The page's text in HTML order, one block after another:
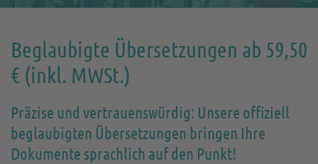
Beglaubigte Übersetzungen ab 59,50
€ (inkl. MWSt.)
Präzise und vertrauenswürdig: Unsere offiziell
beglaubigten Übersetzungen bringen Ihre
Dokumente sprachlich auf den Punkt!